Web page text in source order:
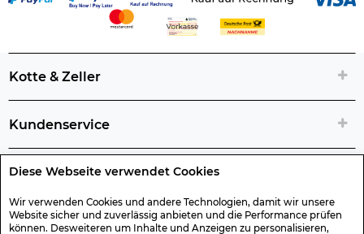
Diese Webseite verwendet Cookies
Wir verwenden Cookies und andere Technologien, damit wir unsere
Website sicher und zuverlässig anbieten und die Performance prüfen
können. Desweiteren um Inhalte und Anzeigen zu personalisieren,
Kotte & Zeller
Kundenservice
Rechtliche Artikelinfos
Geschenk-Gutscheine